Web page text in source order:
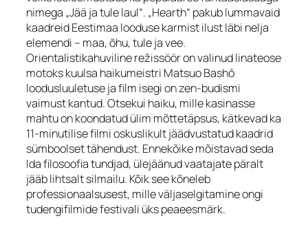
nimega „Jää ja tule laul“. „Hearth“ pakub lummavaid
kaadreid Eestimaa looduse karmist ilust läbi nelja
elemendi – maa, õhu, tule ja vee.
Orientalistikahuviline režissöör on valinud linateose
motoks kuulsa haikumeistri Matsuo Bashō
loodusluuletuse ja film isegi onzen-budismi
vaimust kantud. Otsekui haiku, mille kasinasse
mahtu on koondatud ülim mõttetäpsus, kätkevad ka
11-minutilise filmi oskuslikult jäädvustatud kaadrid
sümboolset tähendust. Ennekõike mõistavad seda
Ida filosoofia tundjad, ülejäänud vaatajate päralt
jääb lihtsalt silmailu. Kõik see kõneleb
professionaalsusest, mille väljaselgitamine ongi
tudengifilmide festivali üks peaeesmärk.